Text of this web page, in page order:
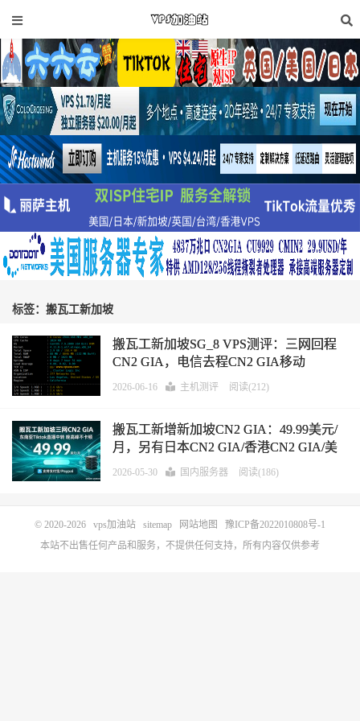
标签：搬瓦工新加坡
搬瓦工新加坡SG_8 VPS测评：三网回程
CN2 GIA，电信去程CN2 GIA移动
CMIN2，看视频20万+速度，超大带宽，
延迟低，25端口开放，东南亚Tiktok直播
2026-06-16 主机测评 阅读(212)
搬瓦工新增新加坡CN2 GIA：49.99美元/
月，另有日本CN2 GIA/香港CN2 GIA/美
国CN2 GIA，49.99美元/季起，东南亚/美
国Tiktok直播中转必备，支持支付
2026-05-30 国内服务器 阅读(186)
© 2020-2026 vps加油站 sitemap 网站地图
豫ICP备2022010808号-1
本站不出售任何产品和服务，不提供任何支持，所有内容仅供参考